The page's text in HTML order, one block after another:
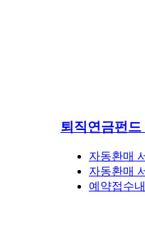
퇴직연금펀
자동환매
자동환매
예약접수